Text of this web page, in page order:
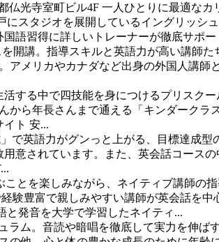
仏光寺室町ビル4F 一人ひとりに最適なカ
スタジオを展開しているイングリッシ
語習得に詳しいトレーナーが徹底サポー
開講。指導スキルと英語力が高い講師た
アメリカやカナダなど出身の外国人講師
する中で四技能を身につけるプリスク
ら年長さんまで通える「キンダークラ
ト 安...
で英語力がグンっと上がる、目標達成型
意されています。また、英会話コースの
ことを楽しみながら、ネイティブ講師の
豊富で親しみやすい講師が英会話を中
と発音を大学で学習したネイティ...
ラム。音読や暗唱を徹底して実力を伸ば